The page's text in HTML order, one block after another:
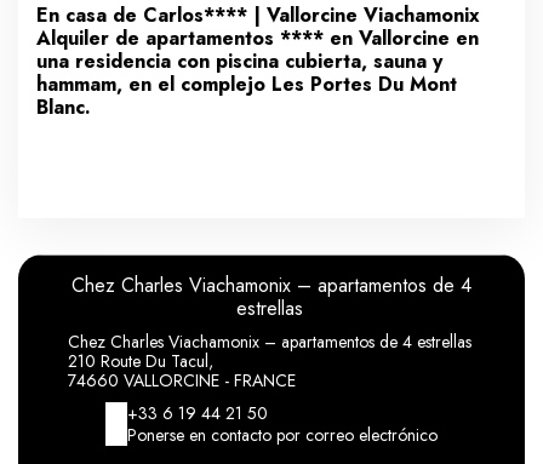
En casa de Carlos**** | Vallorcine Viachamonix
Alquiler de apartamentos **** en Vallorcine en
una residencia con piscina cubierta, sauna y
hammam, en el complejo Les Portes Du Mont
Blanc.
Chez Charles Viachamonix – apartamentos de 4
estrellas
Chez Charles Viachamonix – apartamentos de 4 estrellas
210 Route Du Tacul,
74660 VALLORCINE - FRANCE
+33 6 19 44 21 50
Ponerse en contacto por correo electrónico